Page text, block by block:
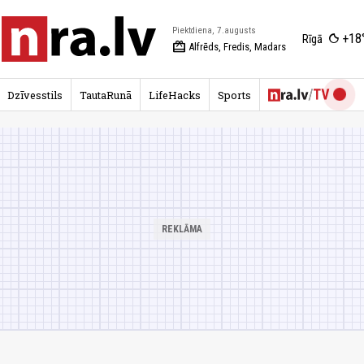
Piektdiena, 7.augusts
redeem Alfrēds, Fredis, Madars
Rīgā
Dzīvesstils TautaRunā LifeHacks Sports